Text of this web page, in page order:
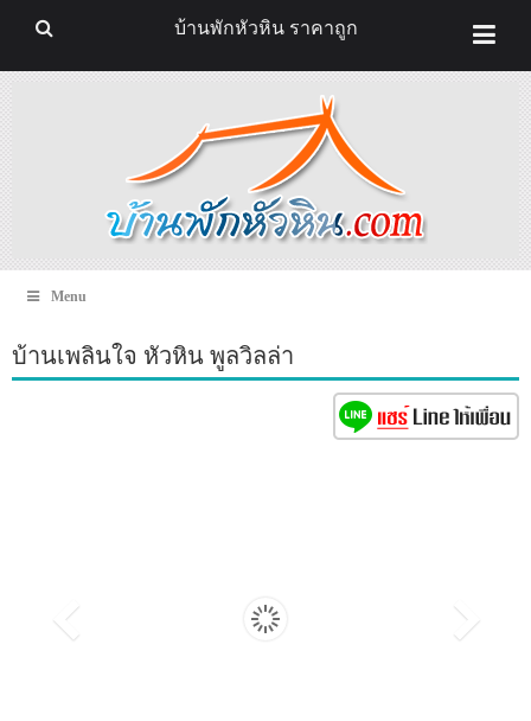
Menu
บ้านเพลินใจ หัวหิน พูลวิลล่า
บ้านพักหัวหิน ราคาถูก